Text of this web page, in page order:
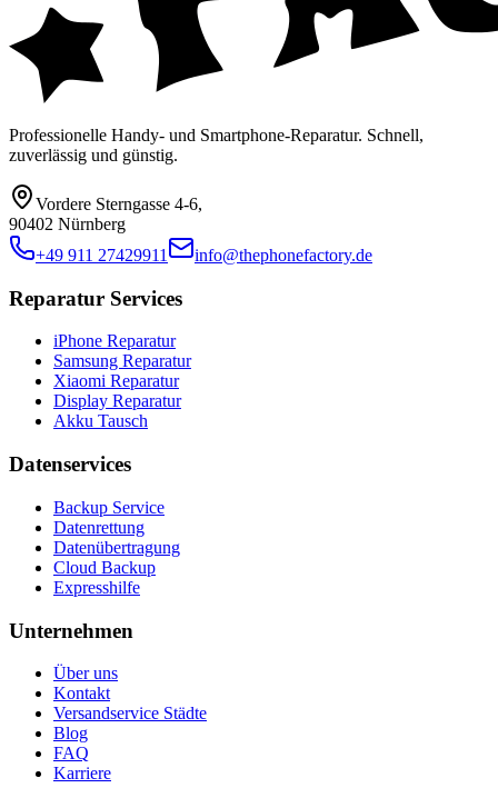
Professionelle Handy- und Smartphone-Reparatur. Schnell,
zuverlässig und günstig.
Vordere Sterngasse 4-6,
90402 Nürnberg
+49 911 27429911
info@thephonefactory.de
Reparatur Services
iPhone Reparatur
Samsung Reparatur
Xiaomi Reparatur
Display Reparatur
Akku Tausch
Datenservices
Backup Service
Datenrettung
Datenübertragung
Cloud Backup
Expresshilfe
Unternehmen
Über uns
Kontakt
Versandservice Städte
Blog
FAQ
Karriere